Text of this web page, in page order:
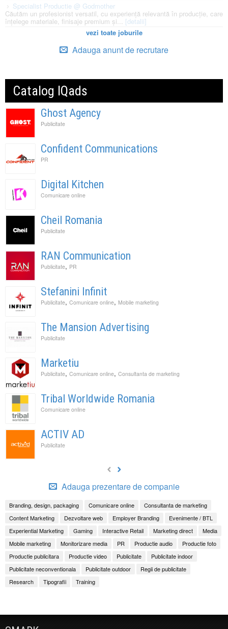
Specialist Productie @ Godmother
Căutăm un profesionist versatil, cu experiență relevantă în producție, care
înțelege materiale, finisaje premium și... [detalii]
vezi toate joburile
Adauga anunt de recrutare
Catalog IQads
Ghost Agency
Publicitate
Confident Communications
PR
Digital Kitchen
Comunicare online
Cheil Romania
Publicitate
RAN Communication
Publicitate, PR
Stefanini Infinit
Publicitate, Comunicare online, Mobile marketing
The Mansion Advertising
Publicitate
Marketiu
Publicitate, Comunicare online, Consultanta de marketing
Tribal Worldwide Romania
Comunicare online
ACTIV AD
Publicitate
Adauga prezentare de companie
Branding, design, packaging Comunicare online
Consultanta de marketing
Content Marketing
Dezvoltare web Employer Branding
Evenimente / BTL
Experiential Marketing
Gaming Interactive Retail Marketing direct
Media
Mobile marketing
Monitorizare media PR Productie audio
Productie foto
Productie publicitara
Productie video Publicitate
Publicitate indoor
Publicitate neconventionala
Publicitate outdoor
Regii de publicitate
Research
Tipografii Training